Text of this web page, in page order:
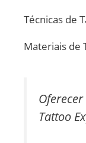
Técnicas de
Materiais de
Tattoo